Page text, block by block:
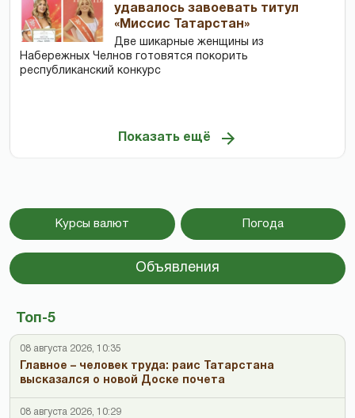
удавалось завоевать титул
«Миссис Татарстан»
Две шикарные женщины из
Набережных Челнов готовятся покорить
республиканский конкурс
Показать ещё
Курсы валют Погода
Объявления
Топ-5
08 августа 2026, 10:35
Главное – человек труда: раис Татарстана
высказался о новой Доске почета
08 августа 2026, 10:29